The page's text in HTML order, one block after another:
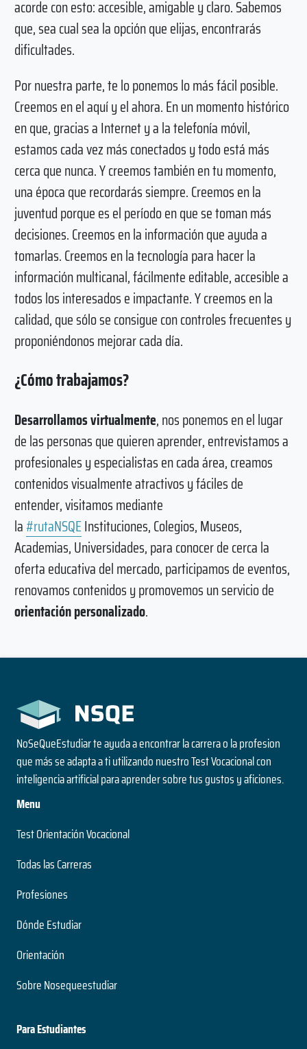
acorde con esto: accesible, amigable y claro. Sabemos
que, sea cual sea la opción que elijas, encontrarás
dificultades.
Por nuestra parte, te lo ponemos lo más fácil posible.
Creemos en el aquí y el ahora. En un momento histórico
en que, gracias a Internet y a la telefonía móvil,
estamos cada vez más conectados y todo está más
cerca que nunca. Y creemos también en tu momento,
una época que recordarás siempre. Creemos en la
juventud porque es el período en que se toman más
decisiones. Creemos en la información que ayuda a
tomarlas. Creemos en la tecnología para hacer la
información multicanal, fácilmente editable, accesible a
todos los interesados e impactante. Y creemos en la
calidad, que sólo se consigue con controles frecuentes y
proponiéndonos mejorar cada día.
¿Cómo trabajamos?
Desarrollamos virtualmente, nos ponemos en el lugar
de las personas que quieren aprender, entrevistamos a
profesionales y especialistas en cada área, creamos
contenidos visualmente atractivos y fáciles de
entender, visitamos mediante
la#rutaNSQEInstituciones, Colegios, Museos,
Academias, Universidades, para conocer de cerca la
oferta educativa del mercado, participamos de eventos,
renovamos contenidos y promovemos un servicio de
orientación personalizado.
NoSeQueEstudiar te ayuda a encontrar la carrera o la profesion
que más se adapta a ti utilizando nuestro Test Vocacional con
inteligencia artificial para aprender sobre tus gustos y aficiones.
Menu
Test Orientación Vocacional
Todas las Carreras
Profesiones
Dónde Estudiar
Orientación
Sobre Nosequeestudiar
Para Estudiantes